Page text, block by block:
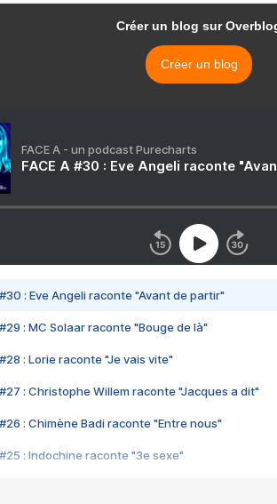
Créer un blog sur
Créer un blog
FACE A - un podcast Purecharts
FACE A #30 : Eve Angeli raconte
#30 : Eve Angeli raconte "Avant de partir"
#29 : MC Solaar raconte "Bouge de là"
#28 : Lorie raconte "Je vais vite"
#27 : Christophe Willem raconte "Jacques a dit"
#26 : Chimène Badi raconte "Entre nous"
#25 : Indochine raconte "3e sexe"